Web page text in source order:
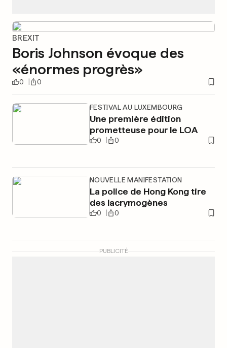
BREXIT
Boris Johnson évoque des
«énormes progrès»
0 0
FESTIVAL AU LUXEMBOURG
Une première édition
prometteuse pour le LOA
0 0
NOUVELLE MANIFESTATION
La police de Hong Kong tire
des lacrymogènes
0 0
PUBLICITÉ